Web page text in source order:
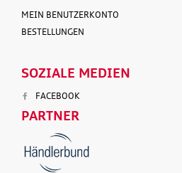
MEIN BENUTZERKONTO
BESTELLUNGEN
SOZIALE MEDIEN
FACEBOOK
PARTNER